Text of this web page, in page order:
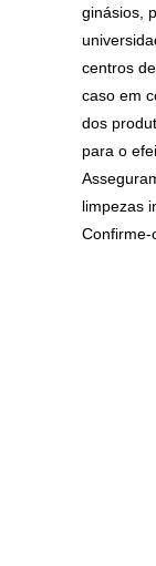
ginásios,
centros
caso em
dos
para o
limpezas
Confirme-